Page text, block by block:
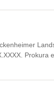
Prokura